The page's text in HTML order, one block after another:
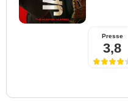
Presse
3,8